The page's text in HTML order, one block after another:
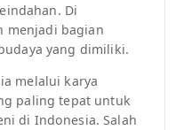
Di
menjadi bagian
yang dimiliki.
melalui karya
paling tepat untuk
di Indonesia. Salah